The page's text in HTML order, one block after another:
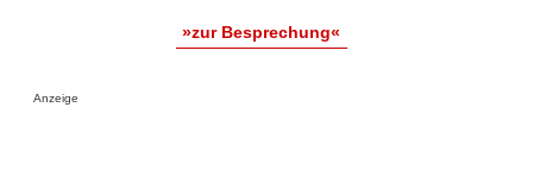
»zur Besprechung«
Anzeige